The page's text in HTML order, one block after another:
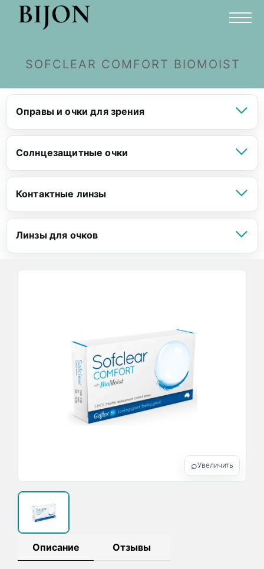
SOFCLEAR COMFORT BIOMOIST
Оправы и очки для зрения
Солнцезащитные очки
Контактные линзы
Линзы для очков
⌕Увеличить
Описание Отзывы